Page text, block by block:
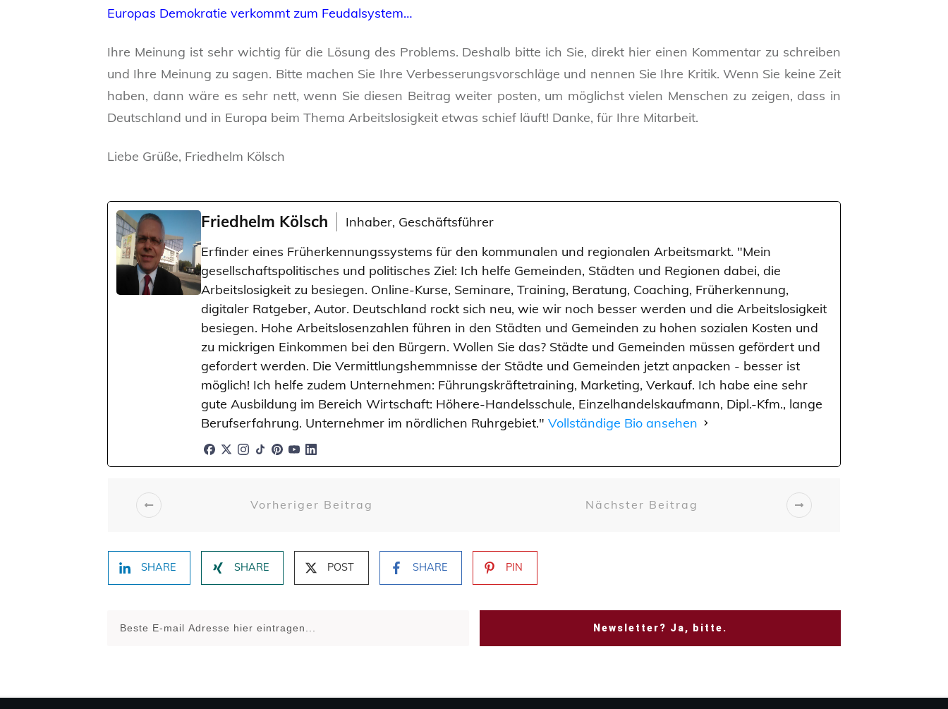
Europas Demokratie verkommt zum Feudalsystem…
Ihre Meinung ist sehr wichtig für die Lösung des Problems. Deshalb bitte ich Sie, direkt hier einen Kommentar zu schreiben
und Ihre Meinung zu sagen. Bitte machen Sie Ihre Verbesserungsvorschläge und nennen Sie Ihre Kritik. Wenn Sie keine Zeit
haben, dann wäre es sehr nett, wenn Sie diesen Beitrag weiter posten, um möglichst vielen Menschen zu zeigen, dass in
Deutschland und in Europa beim Thema Arbeitslosigkeit etwas schief läuft! Danke, für Ihre Mitarbeit.
Liebe Grüße, Friedhelm Kölsch
Friedhelm Kölsch
Inhaber, Geschäftsführer
Erfinder eines Früherkennungssystems für den kommunalen und regionalen Arbeitsmarkt. "Mein
gesellschaftspolitisches und politisches Ziel: Ich helfe Gemeinden, Städten und Regionen dabei, die
Arbeitslosigkeit zu besiegen. Online-Kurse, Seminare, Training, Beratung, Coaching, Früherkennung,
digitaler Ratgeber, Autor. Deutschland rockt sich neu, wie wir noch besser werden und die Arbeitslosigkeit
besiegen. Hohe Arbeitslosenzahlen führen in den Städten und Gemeinden zu hohen sozialen Kosten und
zu mickrigen Einkommen bei den Bürgern. Wollen Sie das? Städte und Gemeinden müssen gefördert und
gefordert werden. Die Vermittlungshemmnisse der Städte und Gemeinden jetzt anpacken - besser ist
möglich! Ich helfe zudem Unternehmen: Führungskräftetraining, Marketing, Verkauf. Ich habe eine sehr
gute Ausbildung im Bereich Wirtschaft: Höhere-Handelsschule, Einzelhandelskaufmann, Dipl.-Kfm., lange
Berufserfahrung. Unternehmer im nördlichen Ruhrgebiet." Vollständige Bio ansehen
Vorheriger Beitrag Nächster Beitrag
SHARE SHARE POST SHARE PIN
Newsletter? Ja, bitte.